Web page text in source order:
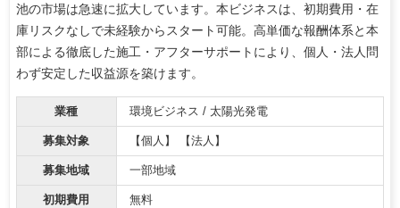
池の市場は急速に拡大しています。本ビジネスは、初期費用・在
庫リスクなしで未経験からスタート可能。高単価な報酬体系と本
部による徹底した施工・アフターサポートにより、個人・法人問
わず安定した収益源を築けます。
業種 環境ビジネス / 太陽光発電
募集対象 【個人】 【法人】
募集地域 一部地域
初期費用 無料